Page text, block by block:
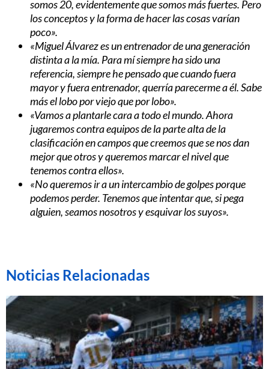
somos 20, evidentemente que somos más fuertes. Pero
los conceptos y la forma de hacer las cosas varían
poco».
«Miguel Álvarez es un entrenador de una generación
distinta a la mía. Para mí siempre ha sido una
referencia, siempre he pensado que cuando fuera
mayor y fuera entrenador, querría parecerme a él. Sabe
más el lobo por viejo que por lobo».
«Vamos a plantarle cara a todo el mundo. Ahora
jugaremos contra equipos de la parte alta de la
clasificación en campos que creemos que se nos dan
mejor que otros y queremos marcar el nivel que
tenemos contra ellos».
«No queremos ir a un intercambio de golpes porque
podemos perder. Tenemos que intentar que, si pega
alguien, seamos nosotros y esquivar los suyos».
Noticias Relacionadas